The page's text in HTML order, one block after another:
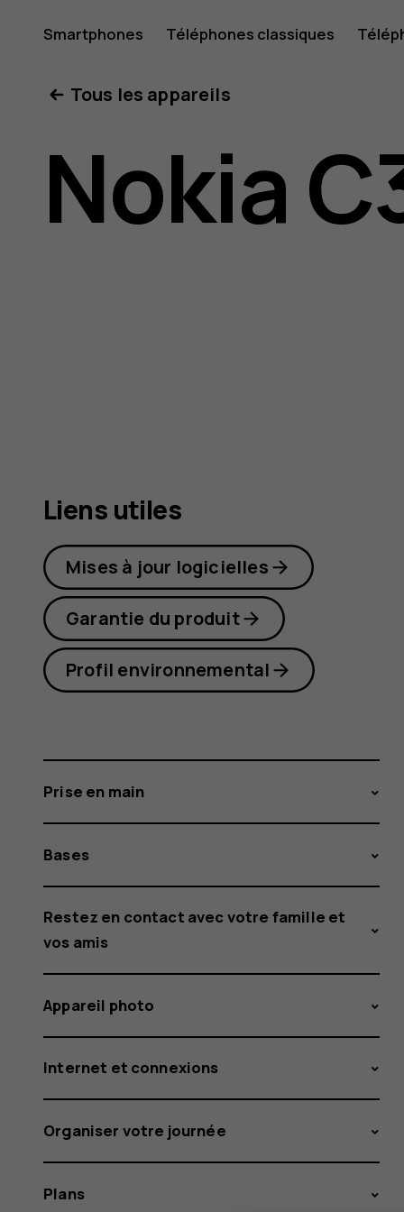
Guide
de
Smartphones Téléphones classiques
Tous les appareils
Nokia
Liens utiles
Mises à jour logicielles
Garantie du produit
Profil environnemental
Prise en main
Bases
Restez en contact avec votre famille et
vos amis
Appareil photo
Internet et connexions
Organiser votre journée
Plans